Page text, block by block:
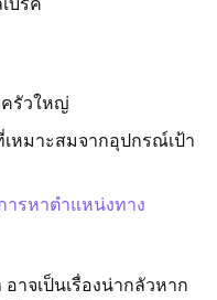
รัวใหญ่
หมาะสมจากอุปกรณ์เป้า
ารหาตำแหน่งทาง
าจเป็นเรื่องน่ากลัวหาก